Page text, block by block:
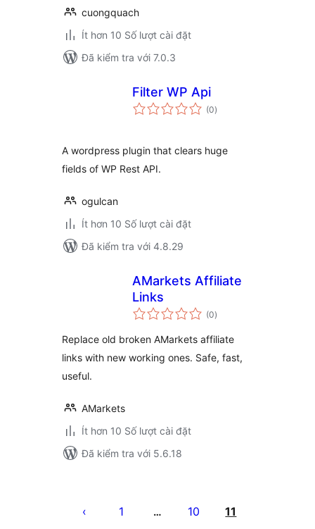
cuongquach
Ít hơn 10 Số lượt cài đặt
Đã kiểm tra với 7.0.3
Filter WP Api
(0tổng
đánh
)
A wordpress plugin that clears huge
fields of WP Rest API.
ogulcan
Ít hơn 10 Số lượt cài đặt
Đã kiểm tra với 4.8.29
AMarkets Affiliate
Links
(0tổng
đánh
)
Replace old broken AMarkets affiliate
links with new working ones. Safe, fast,
useful.
AMarkets
Ít hơn 10 Số lượt cài đặt
Đã kiểm tra với 5.6.18
trang
1 … 10 11